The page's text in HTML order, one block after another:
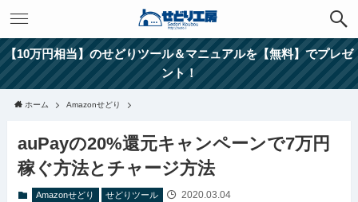
【10万円相当】のせどりツール＆マニュアルを【無料】でプレゼ
ント！
ホーム Amazonせどり
auPayの20%還元キャンペーンで7万円
稼ぐ方法とチャージ方法
Amazonせどり せどりツール 2020.03.04